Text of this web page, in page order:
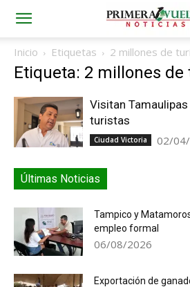
Inicio Etiquetas 2 millones de
Etiqueta: 2 millones de
Visitan
turistas
Ciudad Victoria 02/
Últimas Noticias
Tampico y
empleo formal
06/08/2026
Exportación de